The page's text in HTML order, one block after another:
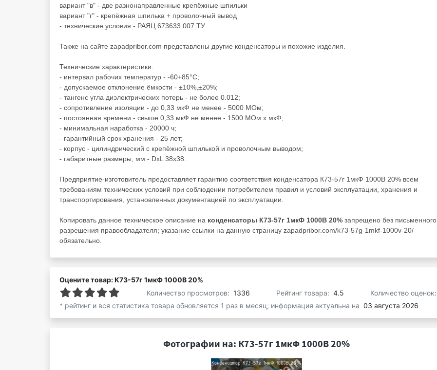
вариант "в" - две разнонаправленные крепёжные шпильки
вариант "г" - крепёжная шпилька + проволочный вывод
- технические условия - РАЯЦ.673633.007 ТУ.
Также на сайте zapadpribor.com представлены другие конденсаторы и похожие изделия.
Технические характеристики:
- интервал рабочих температур - -60+85°C;
- допускаемое отклонение ёмкости - ±10%,±20%;
- тангенс угла диэлектрических потерь - не более 0.012;
- сопротивление изоляции - до 0,33 мкФ не менее - 5000 МОм;
- постоянная времени - свыше 0,33 мкФ не менее - 1500 МОм x мкФ;
- минимальная наработка - 20000 ч;
- гарантийный срок хранения - 25 лет;
- корпус - цилиндрический с крепёжной шпилькой и проволочным выводом;
- габаритные размеры, мм - DxL 38х38.
Предприятие-изготовитель предоставляет гарантию соответствия конденсатора К73-57г 1мкФ 1000В 20% всем
требованиям технических условий при соблюдении потребителем правил и условий эксплуатации, хранения и
транспортирования, установленных документацией по эксплуатации.
Копировать данное техническое описание на конденсаторы К73-57г 1мкФ 1000В 20% запрещено без письменного
разрешения правообладателя; указание ссылки на данную страницу zapadpribor.com/k73-57g-1mkf-1000v-20/
обязательно.
Оцените товар: К73-57г 1мкФ 1000В 20%
Количество просмотров: 1336 Рейтинг товара: 4.5 Количество оценок:
* рейтинг и вся статистика товара обновляется 1 раз в месяц; информация актуальна на 03 августа 2026
Фотографии на: К73-57г 1мкФ 1000В 20%